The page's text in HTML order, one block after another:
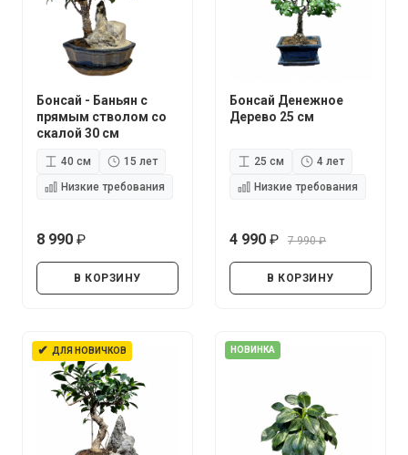
Бонсай - Баньян с
прямым стволом со
скалой 30 см
40 см
15 лет
Низкие требования
8 990
В КОРЗИНУ
Бонсай Денежное
Дерево 25 см
25 см
4 лет
Низкие требования
4 990
7 990
В КОРЗИНУ
✔ ДЛЯ НОВИЧКОВ НОВИНКА